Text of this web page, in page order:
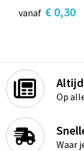
vanaf € 0,30
Op
Waar